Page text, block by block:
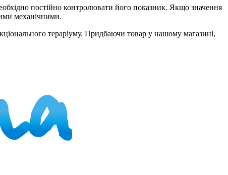
постійно контролювати його показник. Якщо значення
механічними.
тераріуму. Придбаючи товар у нашому магазині,